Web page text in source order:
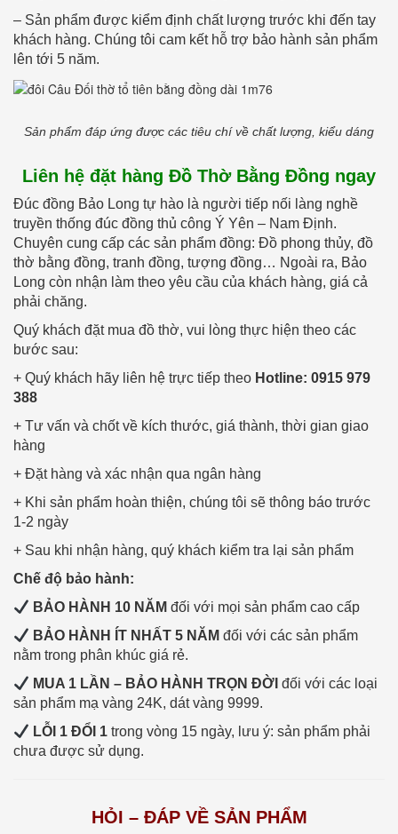
– Sản phẩm được kiểm định chất lượng trước khi đến tay
khách hàng. Chúng tôi cam kết hỗ trợ bảo hành sản phẩm
lên tới 5 năm.
Sản phẩm đáp ứng được các tiêu chí về chất lượng, kiểu dáng
Liên hệ đặt hàng Đồ Thờ Bằng Đồng ngay
Đúc đồng Bảo Long tự hào là người tiếp nối làng nghề
truyền thống đúc đồng thủ công Ý Yên – Nam Định.
Chuyên cung cấp các sản phẩm đồng: Đồ phong thủy, đồ
thờ bằng đồng, tranh đồng, tượng đồng… Ngoài ra, Bảo
Long còn nhận làm theo yêu cầu của khách hàng, giá cả
phải chăng.
Quý khách đặt mua đồ thờ, vui lòng thực hiện theo các
bước sau:
+ Quý khách hãy liên hệ trực tiếp theo Hotline: 0915 979
388
+ Tư vấn và chốt về kích thước, giá thành, thời gian giao
hàng
+ Đặt hàng và xác nhận qua ngân hàng
+ Khi sản phẩm hoàn thiện, chúng tôi sẽ thông báo trước
1-2 ngày
+ Sau khi nhận hàng, quý khách kiểm tra lại sản phẩm
Chế độ bảo hành:
BẢO HÀNH 10 NĂM đối với mọi sản phẩm cao cấp
BẢO HÀNH ÍT NHẤT 5 NĂM đối với các sản phẩm
nằm trong phân khúc giá rẻ.
MUA 1 LẦN – BẢO HÀNH TRỌN ĐỜI đối với các loại
sản phẩm mạ vàng 24K, dát vàng 9999.
LỖI 1 ĐỔI 1 trong vòng 15 ngày, lưu ý: sản phẩm phải
chưa được sử dụng.
HỎI – ĐÁP VỀ SẢN PHẨM